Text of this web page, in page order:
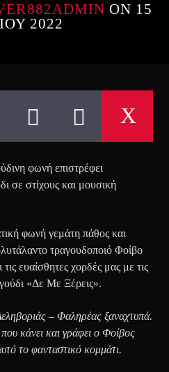
ON 15
2022
φωνή επιστρέφει
σε στίχους και μουσική
φωνή γεμάτη πάθος και
τραγουδοποιό Φοίβο
ευαίσθητες χορδές μας με τις
«Δε Με Ξέρεις».
– Φαληρέας ξαναχτυπά.
κάνει και γράφει ο Φοίβος
το φανταστικό κομμάτι.